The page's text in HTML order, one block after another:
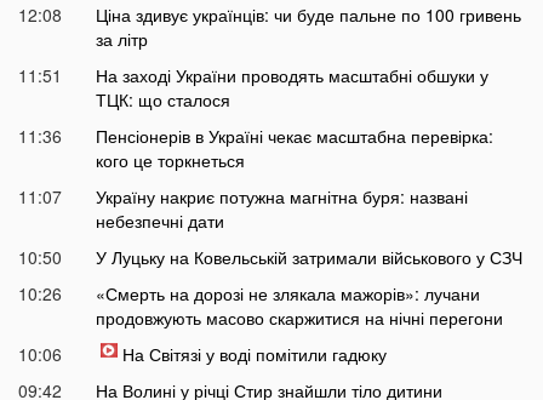
12:08
Ціна здивує українців: чи буде пальне по 100 гривень
за літр
11:51
На заході України проводять масштабні обшуки у
ТЦК: що сталося
11:36
Пенсіонерів в Україні чекає масштабна перевірка:
кого це торкнеться
11:07
Україну накриє потужна магнітна буря: названі
небезпечні дати
10:50
У Луцьку на Ковельській затримали військового у СЗЧ
10:26
«Смерть на дорозі не злякала мажорів»: лучани
продовжують масово скаржитися на нічні перегони
10:06
На Світязі у воді помітили гадюку
09:42
На Волині у річці Стир знайшли тіло дитини